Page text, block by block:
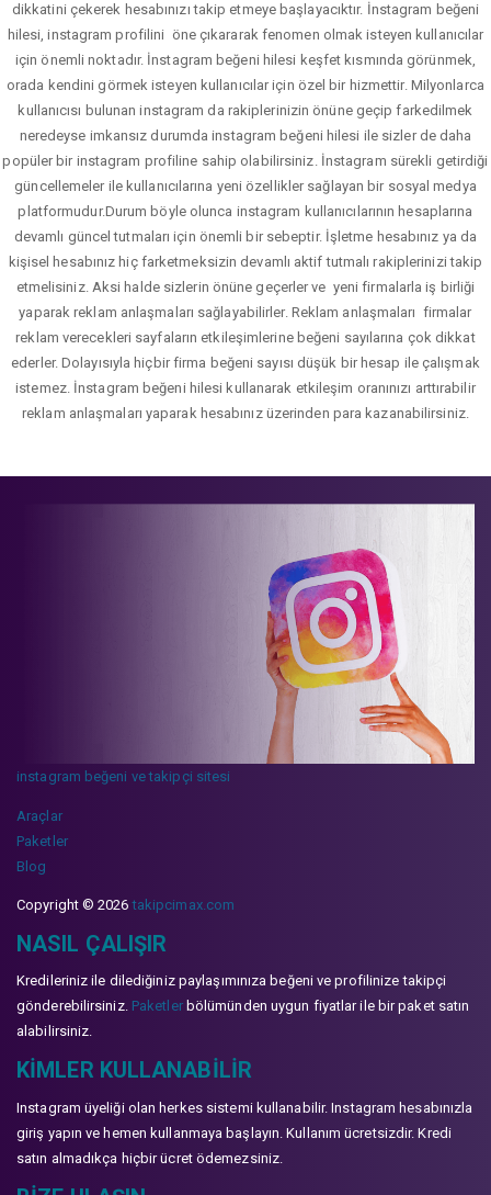
dikkatini çekerek hesabınızı takip etmeye başlayacıktır. İnstagram beğeni
hilesi, instagram profilini öne çıkararak fenomen olmak isteyen kullanıcılar
için önemli noktadır. İnstagram beğeni hilesi keşfet kısmında görünmek,
orada kendini görmek isteyen kullanıcılar için özel bir hizmettir. Milyonlarca
kullanıcısı bulunan instagram da rakiplerinizin önüne geçip farkedilmek
neredeyse imkansız durumda instagram beğeni hilesi ile sizler de daha
popüler bir instagram profiline sahip olabilirsiniz. İnstagram sürekli getirdiği
güncellemeler ile kullanıcılarına yeni özellikler sağlayan bir sosyal medya
platformudur.Durum böyle olunca instagram kullanıcılarının hesaplarına
devamlı güncel tutmaları için önemli bir sebeptir. İşletme hesabınız ya da
kişisel hesabınız hiç farketmeksizin devamlı aktif tutmalı rakiplerinizi takip
etmelisiniz. Aksi halde sizlerin önüne geçerler ve yeni firmalarla iş birliği
yaparak reklam anlaşmaları sağlayabilirler. Reklam anlaşmaları firmalar
reklam verecekleri sayfaların etkileşimlerine beğeni sayılarına çok dikkat
ederler. Dolayısıyla hiçbir firma beğeni sayısı düşük bir hesap ile çalışmak
istemez. İnstagram beğeni hilesi kullanarak etkileşim oranınızı arttırabilir
reklam anlaşmaları yaparak hesabınız üzerinden para kazanabilirsiniz.
instagram beğeni ve takipçi sitesi
Araçlar
Paketler
Blog
Copyright © 2026takipcimax.com
NASIL ÇALIŞIR
Kredileriniz ile dilediğiniz paylaşımınıza beğeni ve profilinize takipçi
gönderebilirsiniz. Paketlerbölümünden uygun fiyatlar ile bir paket satın
alabilirsiniz.
KIMLER KULLANABILIR
Instagram üyeliği olan herkes sistemi kullanabilir. Instagram hesabınızla
giriş yapın ve hemen kullanmaya başlayın. Kullanım ücretsizdir. Kredi
satın almadıkça hiçbir ücret ödemezsiniz.